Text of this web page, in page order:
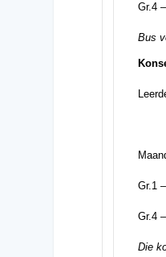
Gr.4
Bus
Gr.1
Gr.4
Die